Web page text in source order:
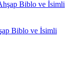
Biblo ve İsimli